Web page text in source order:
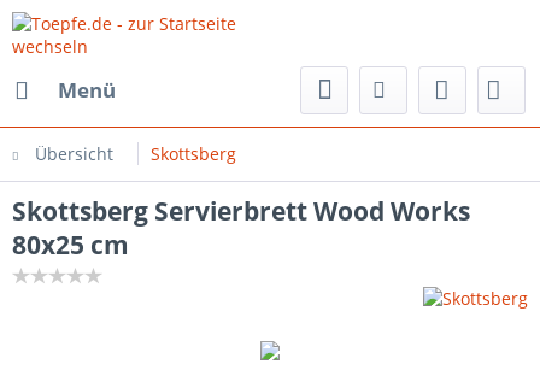
Menü
Übersicht Skottsberg
Skottsberg Servierbrett Wood Works
80x25 cm